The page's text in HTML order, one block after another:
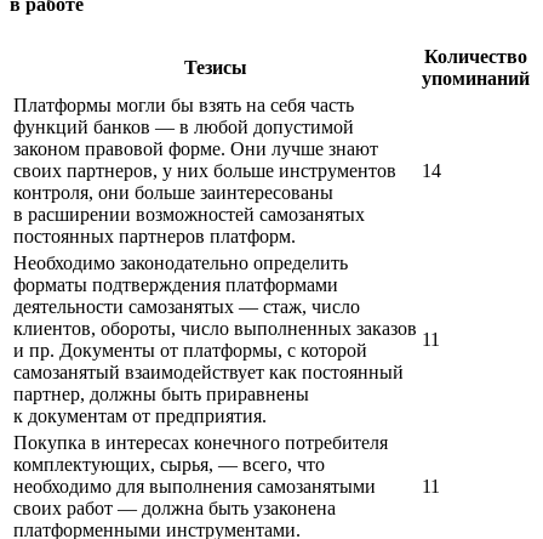
в работе
Тезисы
Количество
упоминаний
Платформы могли бы взять на себя часть
функций банков — в любой допустимой
законом правовой форме. Они лучше знают
своих партнеров, у них больше инструментов
контроля, они больше заинтересованы
в расширении возможностей самозанятых
постоянных партнеров платформ.
14
Необходимо законодательно определить
форматы подтверждения платформами
деятельности самозанятых — стаж, число
клиентов, обороты, число выполненных заказов
и пр. Документы от платформы, с которой
самозанятый взаимодействует как постоянный
партнер, должны быть приравнены
к документам от предприятия.
11
Покупка в интересах конечного потребителя
комплектующих, сырья, — всего, что
необходимо для выполнения самозанятыми
своих работ — должна быть узаконена
платформенными инструментами.
11